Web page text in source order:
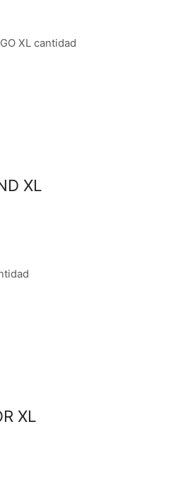
XL cantidad
XL
XL